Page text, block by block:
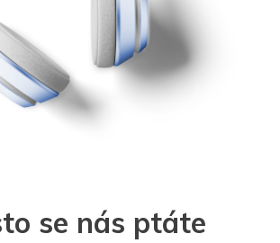
se nás ptáte